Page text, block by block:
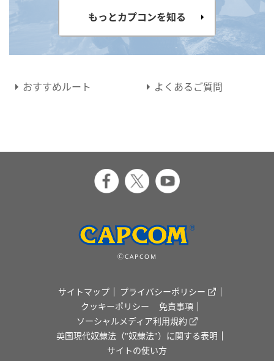
もっとカプコンを知る
おすすめルート よくあるご質問
ⒸCAPCOM
サイトマップ
プライバシーポリシー
クッキーポリシー
免責事項
ソーシャルメディア利用規約
英国現代奴隷法（"奴隷法"）に関する表明
サイトの使い方